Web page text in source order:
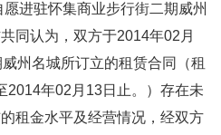
进驻怀集商业步行街二期威州
同认为，双方于2014年02月
州名城所订立的租赁合同（租
2014年02月13日止。）存在未
租金水平及经营情况，经双方